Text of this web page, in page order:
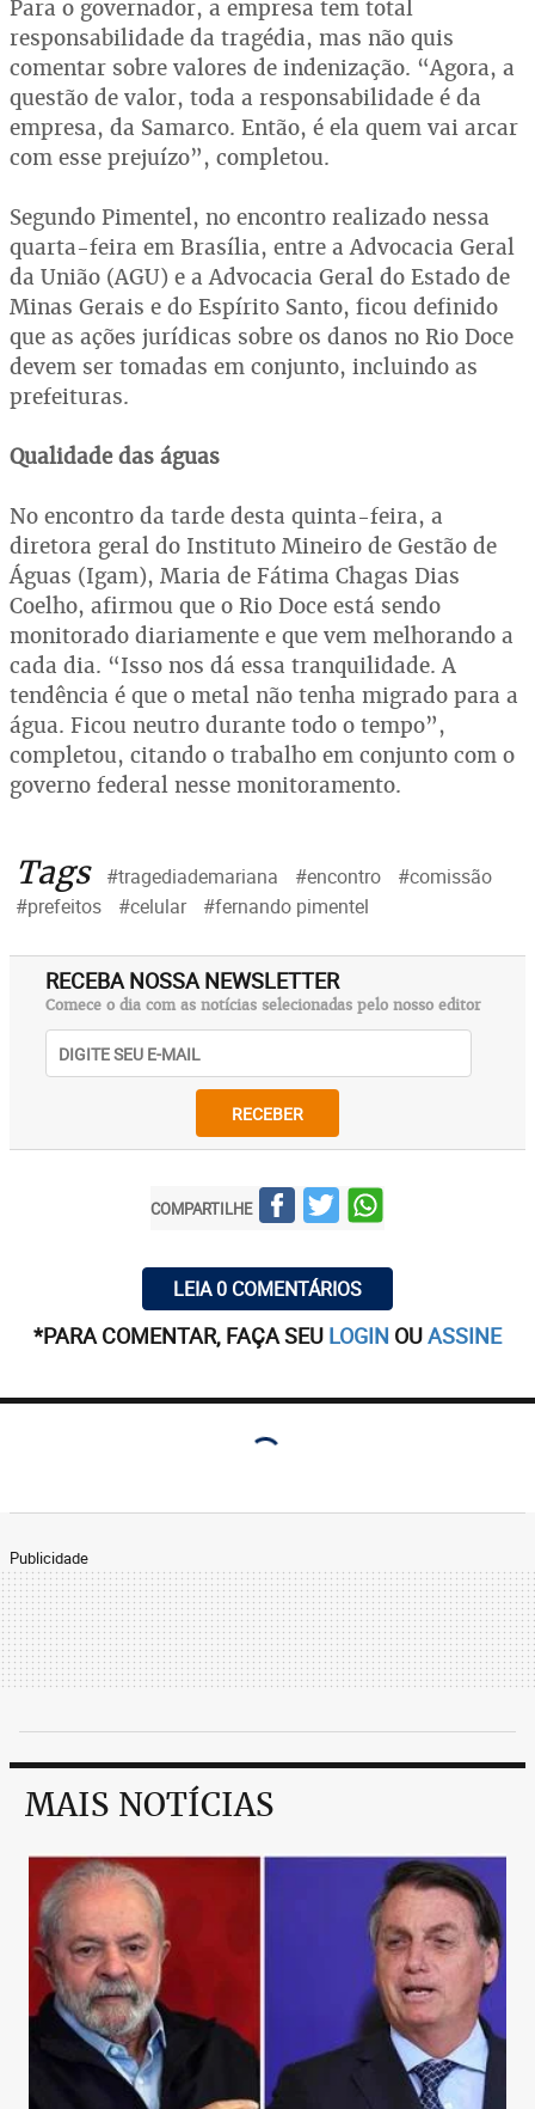
Para o governador, a empresa tem total
responsabilidade da tragédia, mas não quis
comentar sobre valores de indenização. “Agora, a
questão de valor, toda a responsabilidade é da
empresa, da Samarco. Então, é ela quem vai arcar
com esse prejuízo”, completou.
Segundo Pimentel, no encontro realizado nessa
quarta-feira em Brasília, entre a Advocacia Geral
da União (AGU) e a Advocacia Geral do Estado de
Minas Gerais e do Espírito Santo, ficou definido
que as ações jurídicas sobre os danos no Rio Doce
devem ser tomadas em conjunto, incluindo as
prefeituras.
Qualidade das águas
No encontro da tarde desta quinta-feira, a
diretora geral do Instituto Mineiro de Gestão de
Águas (Igam), Maria de Fátima Chagas Dias
Coelho, afirmou que o Rio Doce está sendo
monitorado diariamente e que vem melhorando a
cada dia. “Isso nos dá essa tranquilidade. A
tendência é que o metal não tenha migrado para a
água. Ficou neutro durante todo o tempo”,
completou, citando o trabalho em conjunto com o
governo federal nesse monitoramento.
Tags #tragediademariana #encontro
#comissão
#prefeitos
#celular #fernando pimentel
RECEBA NOSSA NEWSLETTER
Comece o dia com as notícias selecionadas pelo nosso editor
RECEBER
COMPARTILHE
LEIA 0 COMENTÁRIOS
*PARA COMENTAR, FAÇA SEU LOGIN OUASSINE
Publicidade
MAIS NOTÍCIAS